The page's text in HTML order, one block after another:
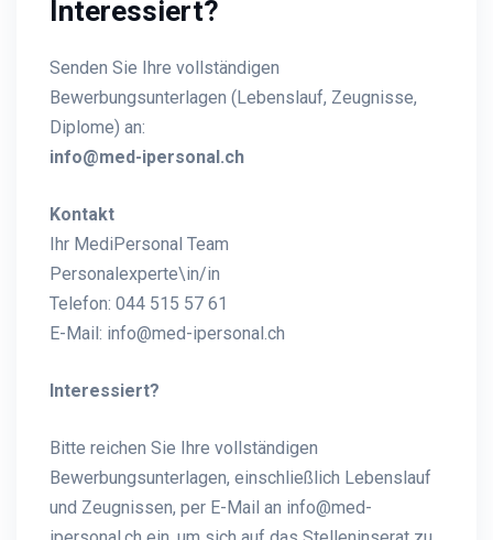
Interessiert?
Senden Sie Ihre vollständigen
Bewerbungsunterlagen (Lebenslauf, Zeugnisse,
Diplome) an:
info@med-ipersonal.ch
Kontakt
Ihr MediPersonal Team
Personalexperte\in/in
Telefon: 044 515 57 61
E-Mail: info@med-ipersonal.ch
Interessiert?
Bitte reichen Sie Ihre vollständigen
Bewerbungsunterlagen, einschließlich Lebenslauf
und Zeugnissen, per E-Mail an info@med-